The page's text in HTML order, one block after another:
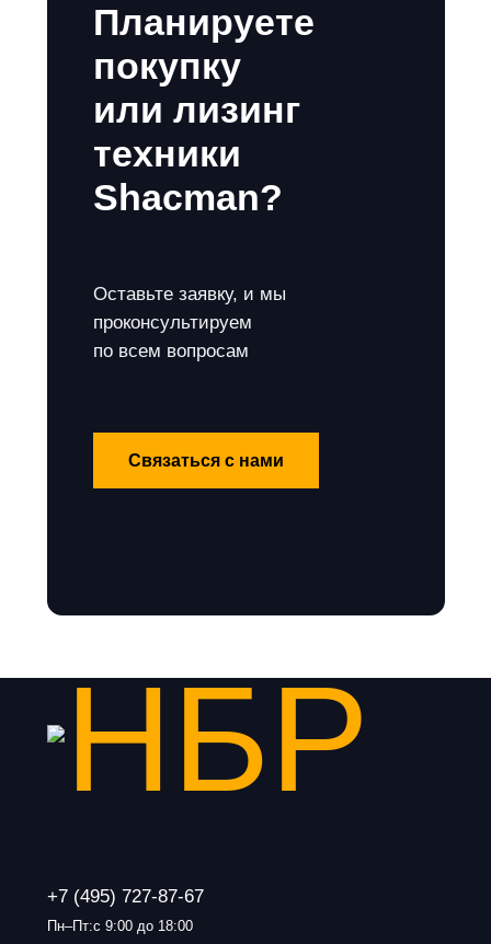
Планируете
покупку
или лизинг
техники
Shacman?
Оставьте заявку, и мы
проконсультируем
по всем вопросам
Связаться с нами
+7 (495) 727-87-67
Пн–Пт:с 9:00 до 18:00